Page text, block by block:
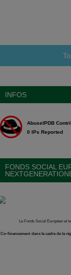
INFOS
FONDS SOCIAL
Le Fonds Social Européen et
Co-financement dans le cadre de la